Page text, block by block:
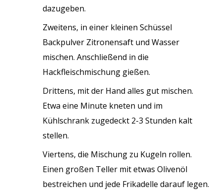
dazugeben.
Zweitens, in einer kleinen Schüssel
Backpulver Zitronensaft und Wasser
mischen. Anschließend in die
Hackfleischmischung gießen.
Drittens, mit der Hand alles gut mischen.
Etwa eine Minute kneten und im
Kühlschrank zugedeckt 2-3 Stunden kalt
stellen.
Viertens, die Mischung zu Kugeln rollen.
Einen großen Teller mit etwas Olivenöl
bestreichen und jede Frikadelle darauf legen.